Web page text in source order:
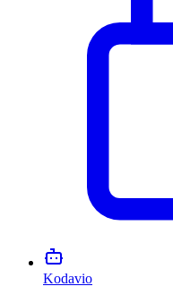
Kodavio